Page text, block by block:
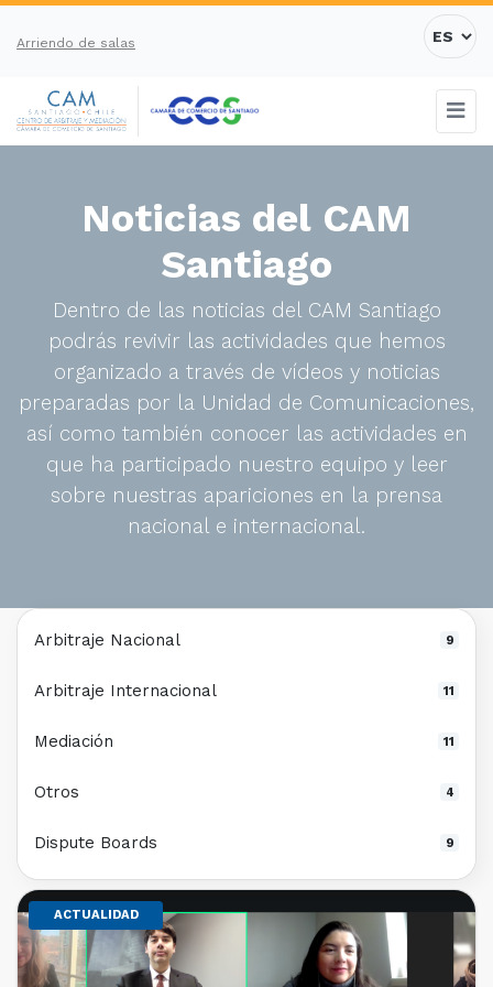
Arriendo de salas
Noticias del CAM
Santiago
Dentro de las noticias del CAM Santiago
podrás revivir las actividades que hemos
organizado a través de vídeos y noticias
preparadas por la Unidad de Comunicaciones,
así como también conocer las actividades en
que ha participado nuestro equipo y leer
sobre nuestras apariciones en la prensa
nacional e internacional.
ACTUALIDAD
Arbitraje Nacional 9
Arbitraje Internacional 11
Mediación 11
Otros 4
Dispute Boards 9